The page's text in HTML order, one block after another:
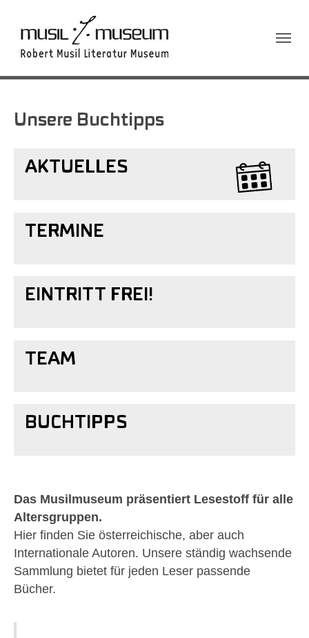
Unsere Buchtipps
AKTUELLES
TERMINE
EINTRITT FREI!
TEAM
BUCHTIPPS
Das Musilmuseum präsentiert Lesestoff für alle
Altersgruppen.
Hier finden Sie österreichische, aber auch
Internationale Autoren. Unsere ständig wachsende
Sammlung bietet für jeden Leser passende
Bücher.